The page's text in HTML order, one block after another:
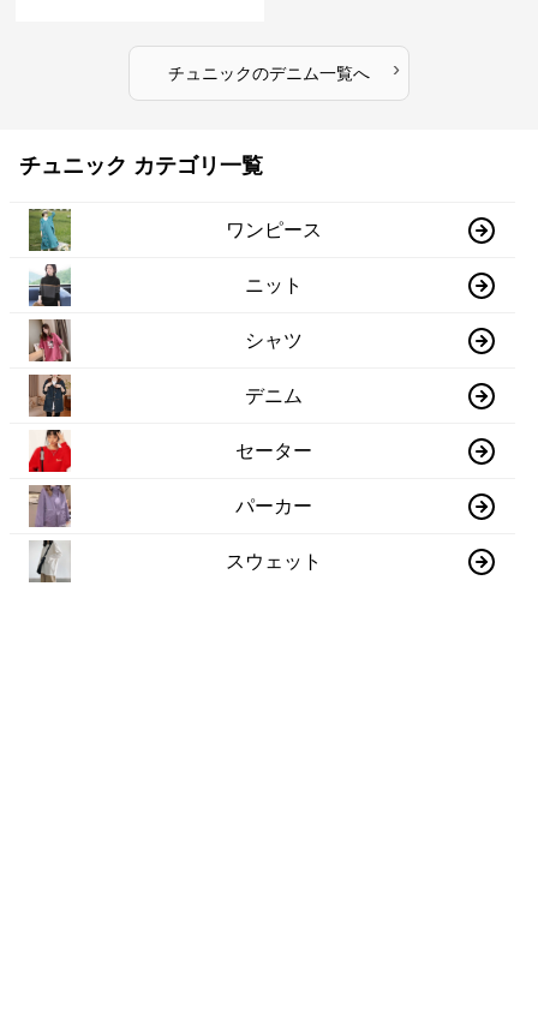
チュニックのデニム一覧へ ›
チュニック カテゴリ一覧
ワンピース
ニット
シャツ
デニム
セーター
パーカー
スウェット